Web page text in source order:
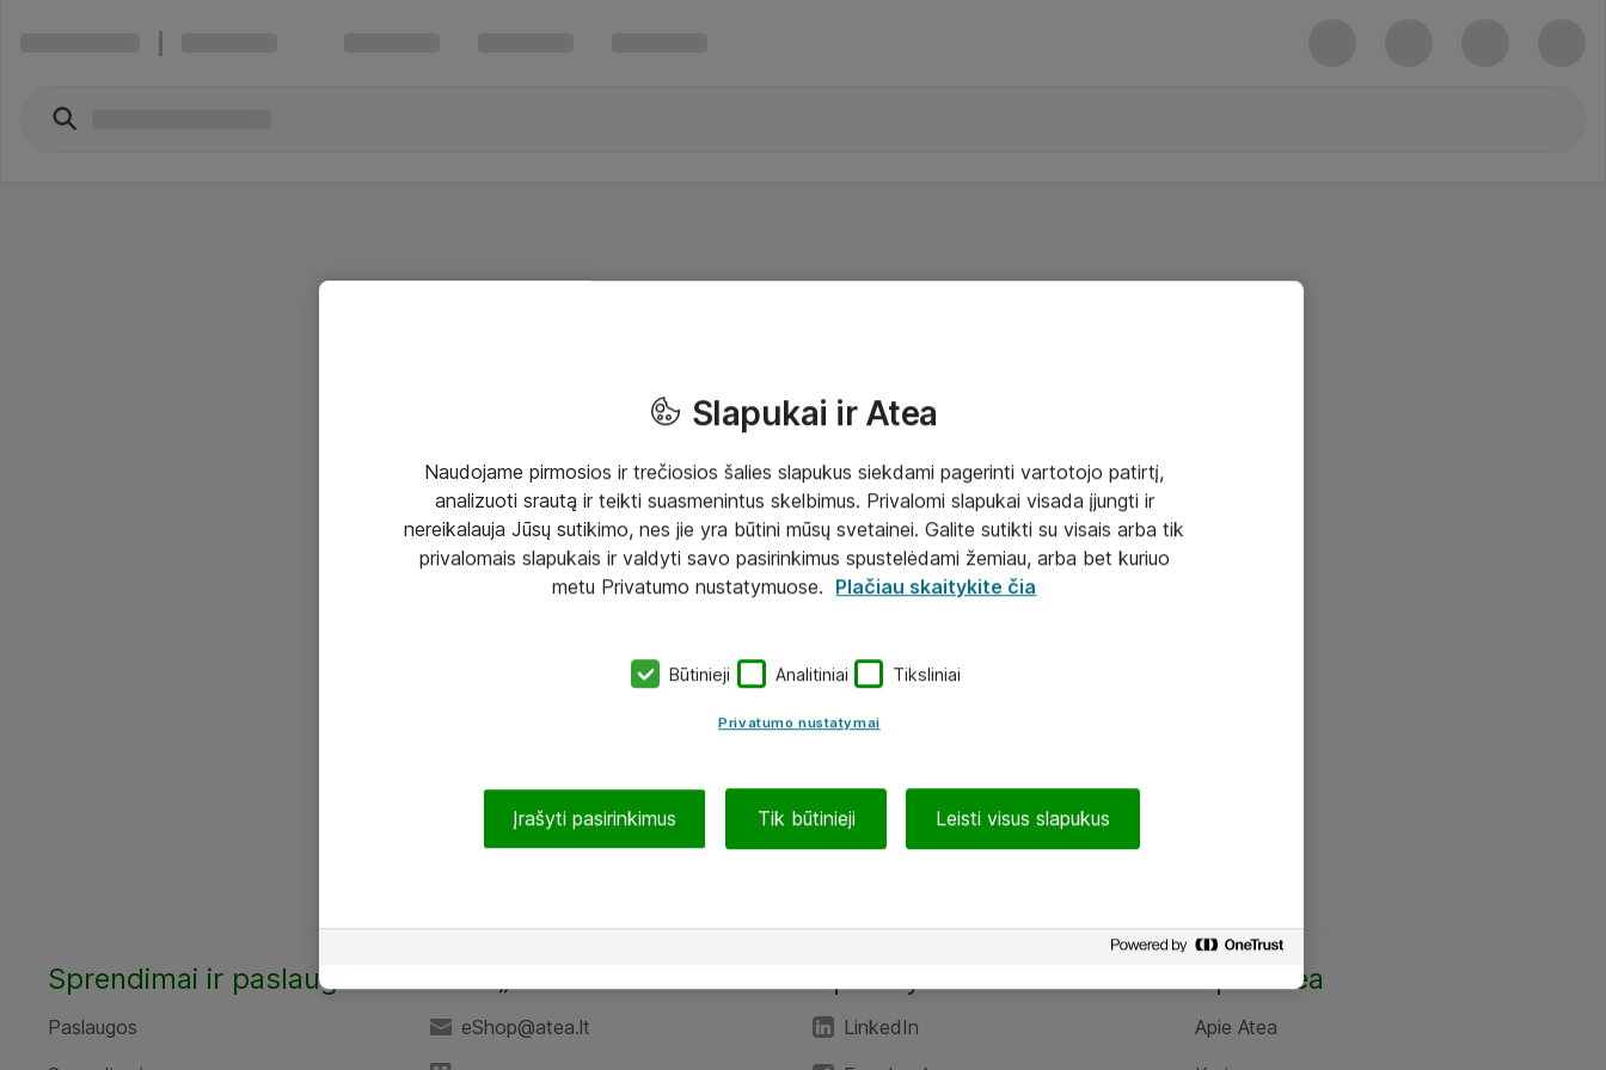
Sprendimai ir paslaugos
Paslaugos
eShop@atea.lt
LinkedIn
Apie Atea
Apie Atea
Slapukai ir Atea
Naudojame pirmosios ir trečiosios šalies slapukus siekdami pagerinti vartotojo patirtį,
analizuoti srautą ir teikti suasmenintus skelbimus. Privalomi slapukai visada įjungti ir
nereikalauja Jūsų sutikimo, nes jie yra būtini mūsų svetainei. Galite sutikti su visais arba tik
privalomais slapukais ir valdyti savo pasirinkimus spustelėdami žemiau, arba bet kuriuo
metu Privatumo nustatymuose. Plačiau skaitykite čia
Būtinieji Analitiniai Tiksliniai
Privatumo nustatymai
Įrašyti pasirinkimus Tik būtinieji Leisti visus slapukus